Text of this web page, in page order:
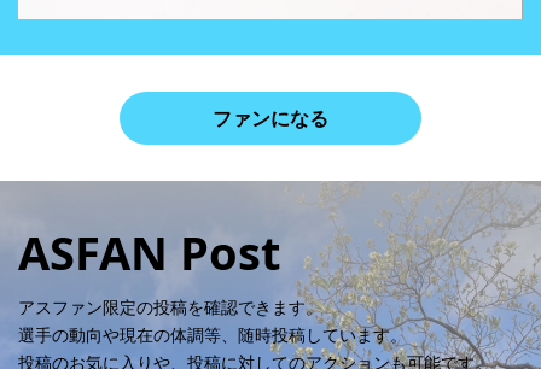
ファンになる
ASFAN Post
アスファン限定の投稿を確認できます。
選手の動向や現在の体調等、随時投稿しています。
投稿のお気に入りや、投稿に対してのアクションも可能です。